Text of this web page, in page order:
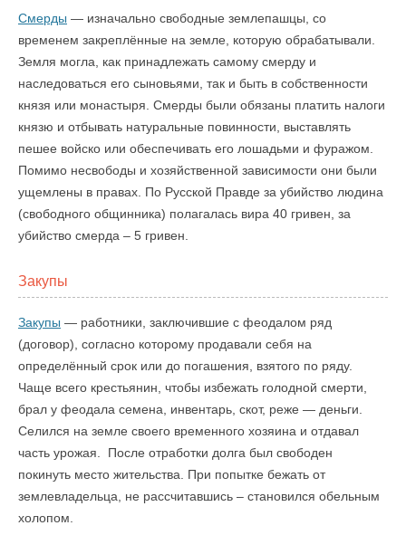
Смерды — изначально свободные землепашцы, со
временем закреплённые на земле, которую обрабатывали.
Земля могла, как принадлежать самому смерду и
наследоваться его сыновьями, так и быть в собственности
князя или монастыря. Смерды были обязаны платить налоги
князю и отбывать натуральные повинности, выставлять
пешее войско или обеспечивать его лошадьми и фуражом.
Помимо несвободы и хозяйственной зависимости они были
ущемлены в правах. По Русской Правде за убийство людина
(свободного общинника) полагалась вира 40 гривен, за
убийство смерда – 5 гривен.
Закупы
Закупы — работники, заключившие с феодалом ряд
(договор), согласно которому продавали себя на
определённый срок или до погашения, взятого по ряду.
Чаще всего крестьянин, чтобы избежать голодной смерти,
брал у феодала семена, инвентарь, скот, реже — деньги.
Селился на земле своего временного хозяина и отдавал
часть урожая. После отработки долга был свободен
покинуть место жительства. При попытке бежать от
землевладельца, не рассчитавшись – становился обельным
холопом.